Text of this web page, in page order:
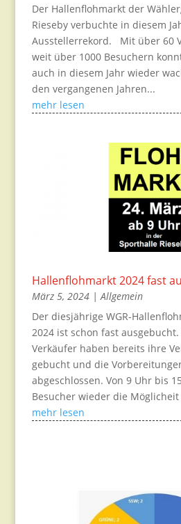
Der Hallenflohmarkt der
Rieseby verbuchte in diesem
Ausstellerrekord. Mit über 60
weit über 1000 Besuchern
auch in diesem Jahr wieder
den vergangenen Jahren...
mehr lesen
Hallenflohmarkt 2024 fast
März 5, 2024 |Allgemein
Der diesjährige WGR-
2024 ist schon fast
Verkäufer haben bereits ihre
gebucht und die
abgeschlossen. Von 9 Uhr bis
Besucher wieder die
mehr lesen